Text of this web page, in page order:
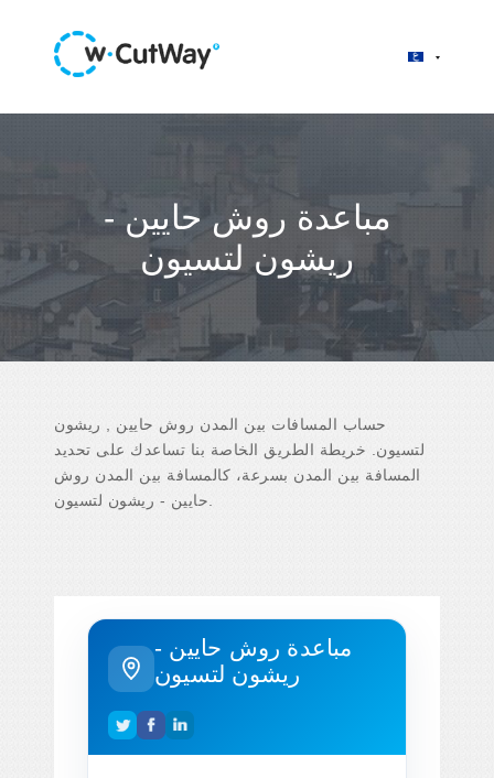
مباعدة روش حايين -
ريشون لتسيون
حساب المسافات بين المدن روش حايين , ريشون
لتسيون. خريطة الطريق الخاصة بنا تساعدك على تحديد
المسافة بين المدن بسرعة، كالمسافة بين المدن روش
مباعدة روش حايين -
ريشون لتسيون